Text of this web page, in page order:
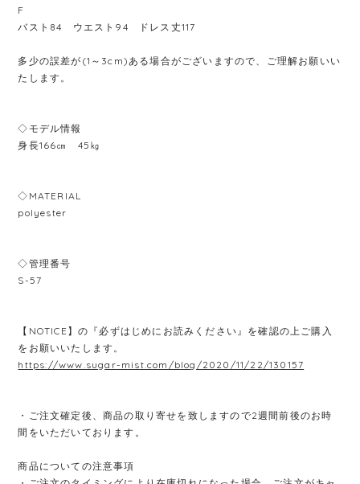
F
バスト84 ウエスト94 ドレス丈117
多少の誤差が(1～3cm)ある場合がございますので、ご理解お願いい
たします。
◇モデル情報
身長166㎝ 45㎏
◇MATERIAL
polyester
◇管理番号
S-57
【NOTICE】の『必ずはじめにお読みください』を確認の上ご購入
をお願いいたします。
https://www.sugar-mist.com/blog/2020/11/22/130157
・ご注文確定後、商品の取り寄せを致しますので2週間前後のお時
間をいただいております。
商品についての注意事項